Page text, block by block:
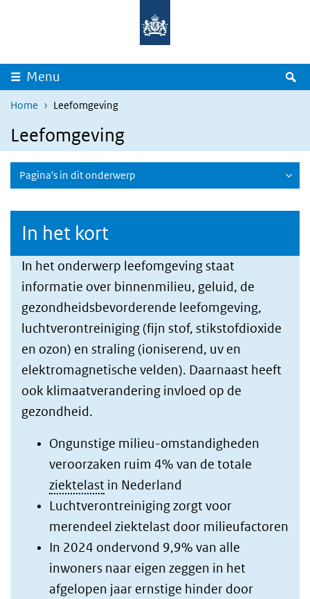
Overslaan en naar de inhoud gaan
Menu
Home Leefomgeving
Leefomgeving
Pagina's in dit onderwerp
In het kort
In het onderwerp leefomgeving staat
informatie over binnenmilieu, geluid, de
gezondheidsbevorderende leefomgeving,
luchtverontreiniging (fijn stof, stikstofdioxide
en ozon) en straling (ioniserend, uv en
elektromagnetische velden). Daarnaast heeft
ook klimaatverandering invloed op de
gezondheid.
Ongunstige milieu-omstandigheden
veroorzaken ruim 4% van de totale
ziektelast in Nederland
Luchtverontreiniging zorgt voor
merendeel ziektelast door milieufactoren
In 2024 ondervond 9,9% van alle
inwoners naar eigen zeggen in het
afgelopen jaar ernstige hinder door